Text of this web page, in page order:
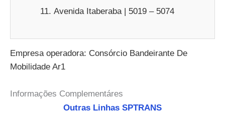
Avenida Itaberaba | 5019 – 5074
Empresa operadora: Consórcio Bandeirante De
Mobilidade Ar1
Informações Complementáres
Outras Linhas SPTRANS